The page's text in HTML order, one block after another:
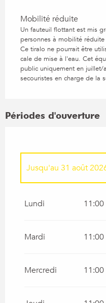
Mobilité réduite
Un fauteuil flottant est mis
personnes à mobilité
Ce tiralo ne pourrait être
cale de mise à l'eau. Cet
public uniquement en
secouristes en charge de la
Périodes d'ouverture
1 janvier 2026
Jusqu'au 31 août
Lundi
Mardi
Mercredi